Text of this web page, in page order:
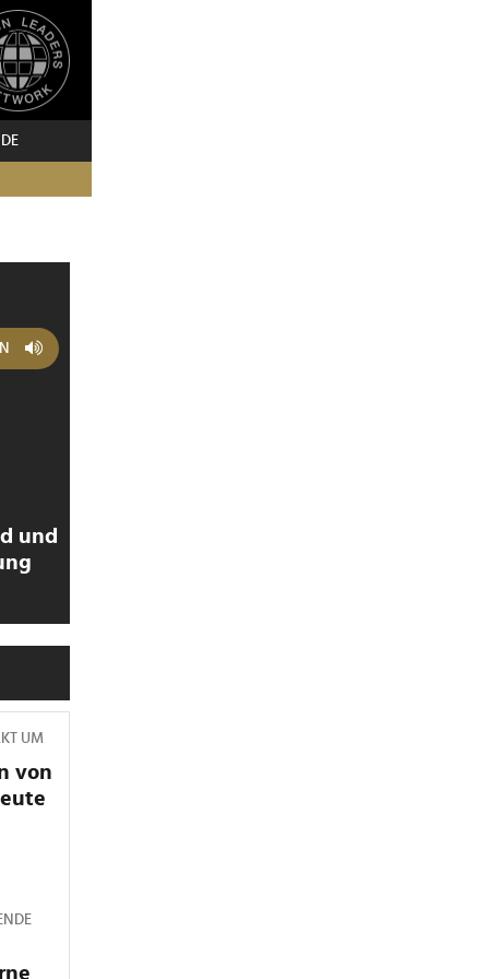
und
UM
von